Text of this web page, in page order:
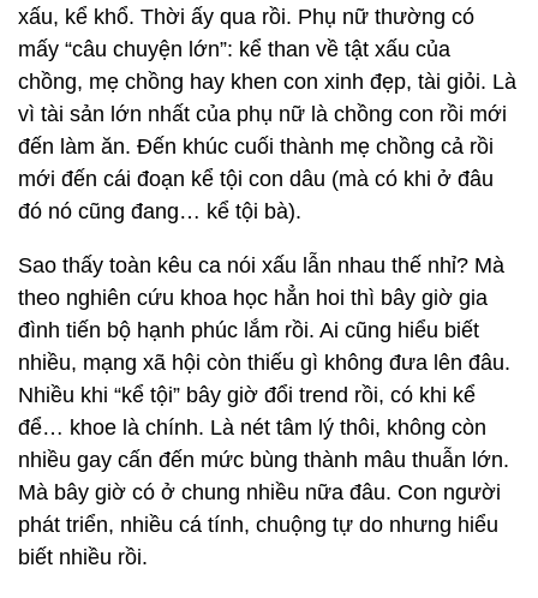
xấu, kể khổ. Thời ấy qua rồi. Phụ nữ thường có
mấy “câu chuyện lớn”: kể than về tật xấu của
chồng, mẹ chồng hay khen con xinh đẹp, tài giỏi. Là
vì tài sản lớn nhất của phụ nữ là chồng con rồi mới
đến làm ăn. Đến khúc cuối thành mẹ chồng cả rồi
mới đến cái đoạn kể tội con dâu (mà có khi ở đâu
đó nó cũng đang… kể tội bà).
Sao thấy toàn kêu ca nói xấu lẫn nhau thế nhỉ? Mà
theo nghiên cứu khoa học hẳn hoi thì bây giờ gia
đình tiến bộ hạnh phúc lắm rồi. Ai cũng hiểu biết
nhiều, mạng xã hội còn thiếu gì không đưa lên đâu.
Nhiều khi “kể tội” bây giờ đổi trend rồi, có khi kể
để… khoe là chính. Là nét tâm lý thôi, không còn
nhiều gay cấn đến mức bùng thành mâu thuẫn lớn.
Mà bây giờ có ở chung nhiều nữa đâu. Con người
phát triển, nhiều cá tính, chuộng tự do nhưng hiểu
biết nhiều rồi.